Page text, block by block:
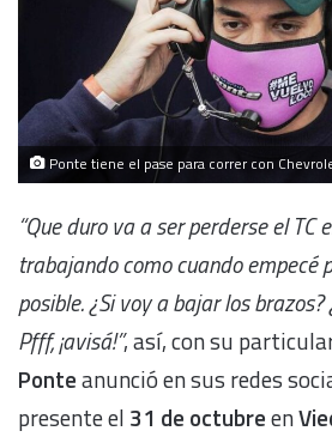
Ponte tiene el pase para correr con
“Que duro va a ser perderse el TC
trabajando como cuando empecé
posible. ¿Si voy a bajar los
Pfff, ¡avisá!”, así, con su
Ponteanunció en sus redes
presente el 31 de octubreen